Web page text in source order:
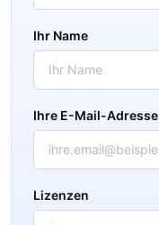
Ihr Name
Ihre E-Mail-Adresse
Lizenzen